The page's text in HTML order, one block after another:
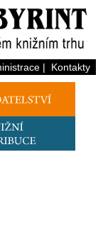
| Kontakty